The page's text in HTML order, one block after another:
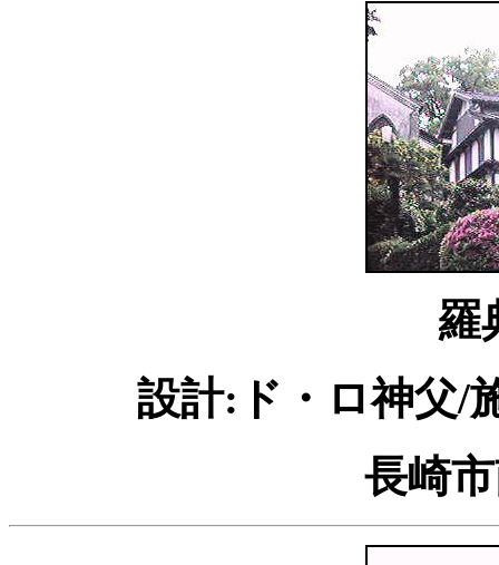
羅
設計:ド・ロ神父/
長崎